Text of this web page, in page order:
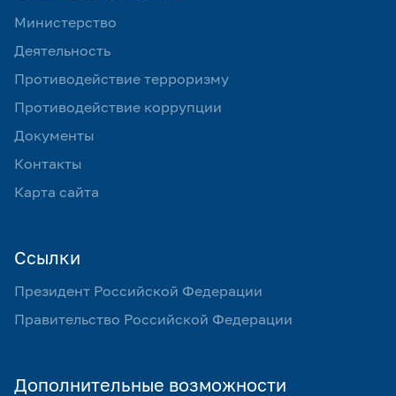
Министерство
Деятельность
Противодействие терроризму
Противодействие коррупции
Документы
Контакты
Карта сайта
Ссылки
Президент Российской Федерации
Правительство Российской Федерации
Дополнительные возможности